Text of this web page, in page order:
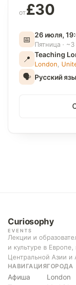
от£30
📅 26 июля,
Пятница · ~3
📍 Teaching
London
🗣 Русский
Curiosophy
EVENTS
Лекции и
и культуре в
Центральной Азии и
НАВИГАЦИЯ
Афиша
ГОРОДА
London